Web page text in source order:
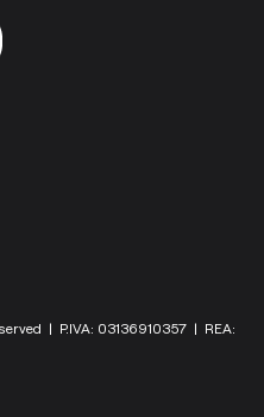
| P.IVA: 03136910357 | REA: